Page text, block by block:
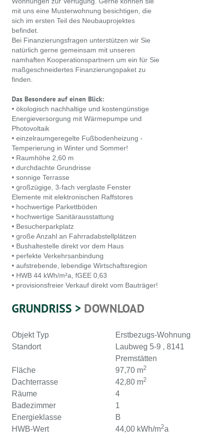
mit uns eine Musterwohnung besichtigen, die
sich im ersten Teil des Neubauprojektes
befindet.
Bei Finanzierungsfragen unterstützen wir Sie
natürlich gerne gemeinsam mit unseren
namhaften Kooperationspartnern um ein für Sie
maßgeschneidertes Finanzierungspaket zu
finden.
Das Besondere auf einen Blick:
• ökologisch nachhaltige und kostengünstige
Energieversorgung mit Wärmepumpe und
Photovoltaik
• einzelraumgeregelte Fußbodenheizung -
Temperierung in Winter und Sommer!
• Raumhöhe 2,60 m
• durchdachte Grundrisse
• sonnige Terrasse
• großzügige, 3-fach verglaste Fenster
Elemente mit elektronischen Raffstores
• hochwertige Parkettböden
• hochwertige Sanitärausstattung
• Besucherparkplatz
• große Anzahl an Fahrradabstellplätzen
• Bushaltestelle direkt vor dem Haus
• perfekte Verkehrsanbindung
• aufstrebende, lebendige Wirtschaftsregion
• HWB 44 kWh/m²a, fGEE 0,63
• provisionsfreier Verkauf direkt vom Bauträger!
GRUNDRISS > DOWNLOAD
Objekt Typ
Erstbezugs-Wohnung
Standort
Laubweg 5-9 , 8141
Premstätten
Fläche
97,70 m2
Dachterrasse 42,80 m2
Räume
4
Badezimmer
1
Energieklasse
B
HWB-Wert
44,00 kWh/m2a